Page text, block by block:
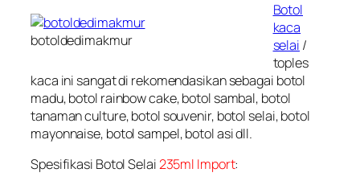
botoldedimakmur
Botol
kaca
selai /
toples
kaca ini sangat di rekomendasikan sebagai botol
madu, botol rainbow cake, botol sambal, botol
tanaman culture, botol souvenir, botol selai, botol
mayonnaise, botol sampel, botol asi dll.
Spesifikasi Botol Selai235ml Import: